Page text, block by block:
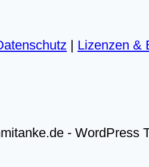
| Lizenzen &
- WordPress